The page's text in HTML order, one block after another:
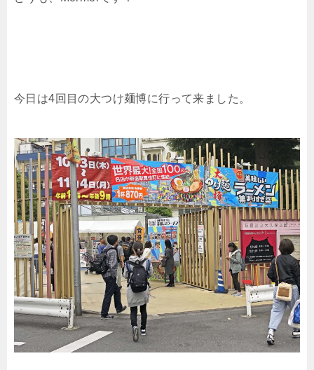
今日は4回目の大つけ麺博に行って来ました。